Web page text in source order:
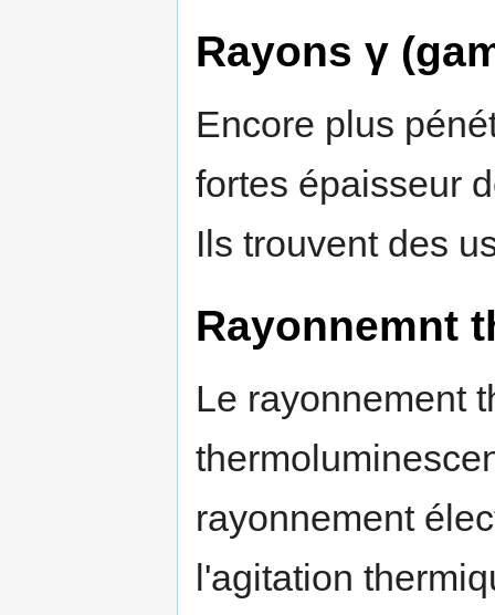
Rayons γ
Encore plus
fortes épaisseur
Ils trouvent des
Rayonnemnt
Le rayonnement
rayonnement
l'agitation